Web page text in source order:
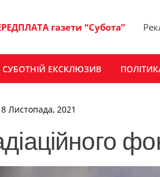
газети “Субота”
СУБОТНІЙ ЕКСКЛЮЗИВ
Листопада, 2021